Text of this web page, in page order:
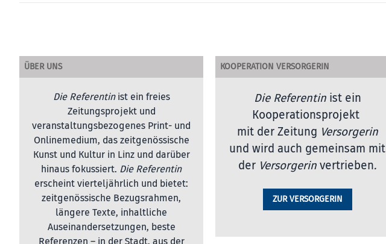
ÜBER UNS
Die Referentinist ein freies
Zeitungsprojekt und
veranstaltungsbezogenes Print- und
Onlinemedium, das zeitgenössische
Kunst und Kultur in Linz und darüber
hinaus fokussiert. Die Referentin
erscheint vierteljährlich und bietet:
zeitgenössische Bezugsrahmen,
längere Texte, inhaltliche
Auseinandersetzungen, beste
Referenzen – in der Stadt, aus der
KOOPERATION VERSORGERIN
Die Referentinist ein
Kooperationsprojekt
mit der Zeitung Versorgerin
und wird auch gemeinsam mit
der Versorgerin vertrieben.
ZUR VERSORGERIN